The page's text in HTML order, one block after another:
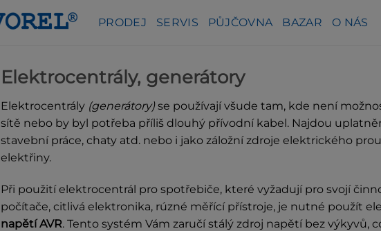
PRODEJ SERVIS PŮJČOVNA BAZAR O NÁS
Elektrocentrály, generátory
Elektrocentrály (generátory)se používají všude tam, kde není
sítě nebo by byl potřeba příliš dlouhý přívodní kabel. Najdou
stavební práce, chaty atd. nebo i jako záložní zdroje elektrického
elektřiny.
Při použití elektrocentrál pro spotřebiče, které vyžadují pro svojí
počítače, citlivá elektronika, rúzné měřící přístroje, je nutné použít
napětí AVR. Tento systém Vám zaručí stálý zdroj napětí bez výkyvů,